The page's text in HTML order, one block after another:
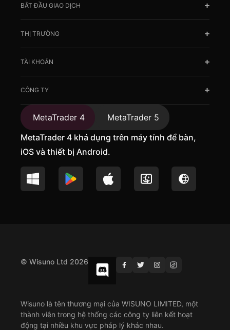
BẮT ĐẦU GIAO DỊCH
THỊ TRƯỜNG
TÀI KHOẢN
CÔNG TY
MetaTrader 4
MetaTrader 5
MetaTrader 4 khả dụng trên máy tính để bàn,
iOS và thiết bị Android.
© Wisuno Ltd 2026
Wisuno là tên thương mại của WISUNO LIMITED, một
thành viên trong hệ thống các công ty liên kết hoạt
động tại nhiều khu vực pháp lý khác nhau.